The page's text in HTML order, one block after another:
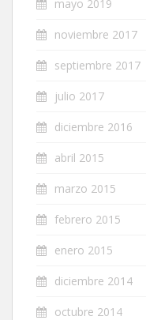
mayo 2019
noviembre 2017
septiembre 2017
julio 2017
diciembre 2016
abril 2015
marzo 2015
febrero 2015
enero 2015
diciembre 2014
octubre 2014